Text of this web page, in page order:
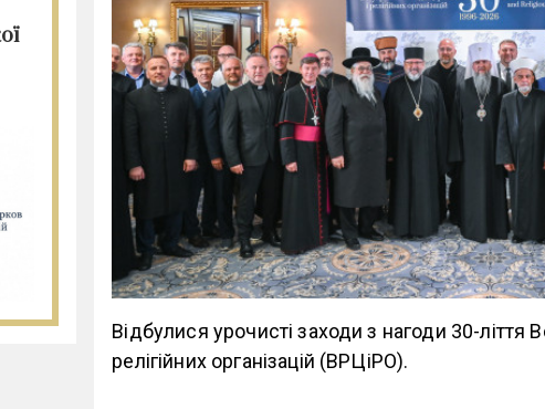
Відбулися урочисті заходи з нагоди 30-ліття
релігійних організацій (ВРЦіРО).